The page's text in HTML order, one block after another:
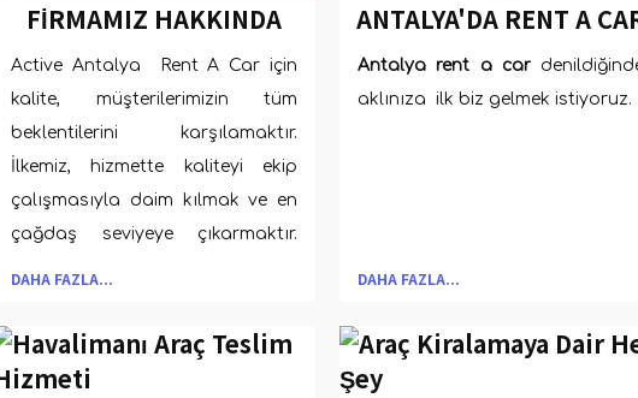
FIRMAMIZ HAKKINDA
BILMENIZ GEREKENLER
Active Antalya Rent A Car için
kalite, müşterilerimizin tüm
beklentilerini karşılamaktır.
İlkemiz, hizmette kaliteyi ekip
çalışmasıyla daim kılmak ve en
çağdaş seviyeye çıkarmaktır.
gereklilik halini almıştır.
DAHA FAZLA...
ANTALYA'DA RENT A
HIZMETLERI
Antalya rent a car
aklınıza ilk biz gelmek istiyoruz.
DAHA FAZLA...